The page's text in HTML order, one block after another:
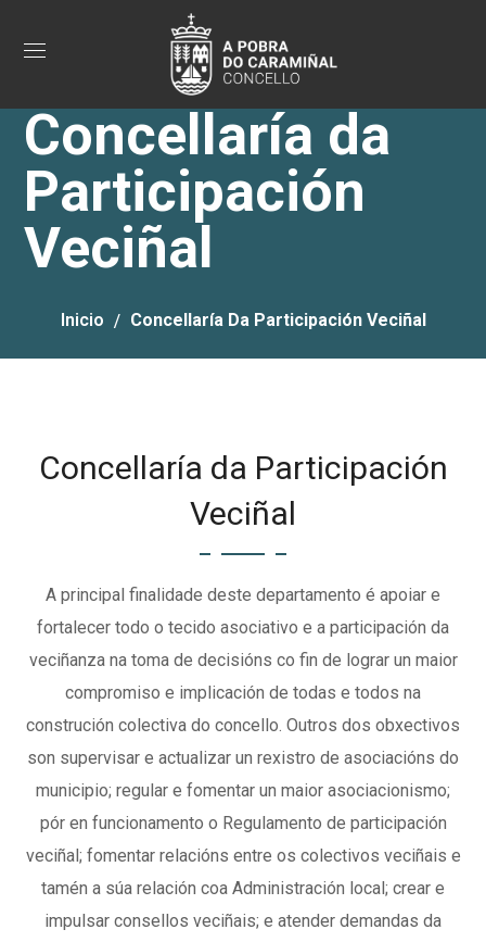
Concellaría da
Participación
Veciñal
Inicio Concellaría Da Participación Veciñal
Concellaría da Participación
Veciñal
A principal finalidade deste departamento é apoiar e
fortalecer todo o tecido asociativo e a participación da
veciñanza na toma de decisións co fin de lograr un maior
compromiso e implicación de todas e todos na
construción colectiva do concello. Outros dos obxectivos
son supervisar e actualizar un rexistro de asociacións do
municipio; regular e fomentar un maior asociacionismo;
pór en funcionamento o Regulamento de participación
veciñal; fomentar relacións entre os colectivos veciñais e
tamén a súa relación coa Administración local; crear e
impulsar consellos veciñais; e atender demandas da